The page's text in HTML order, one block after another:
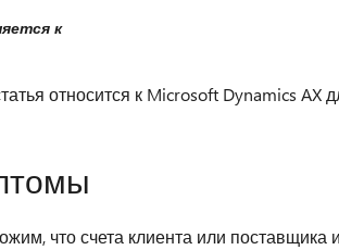
к
относится к Microsoft Dynamics AX
что счета клиента или